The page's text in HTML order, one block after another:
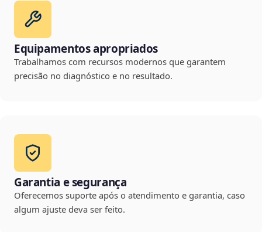
Equipamentos apropriados
Trabalhamos com recursos modernos que garantem
precisão no diagnóstico e no resultado.
Garantia e segurança
Oferecemos suporte após o atendimento e garantia, caso
algum ajuste deva ser feito.